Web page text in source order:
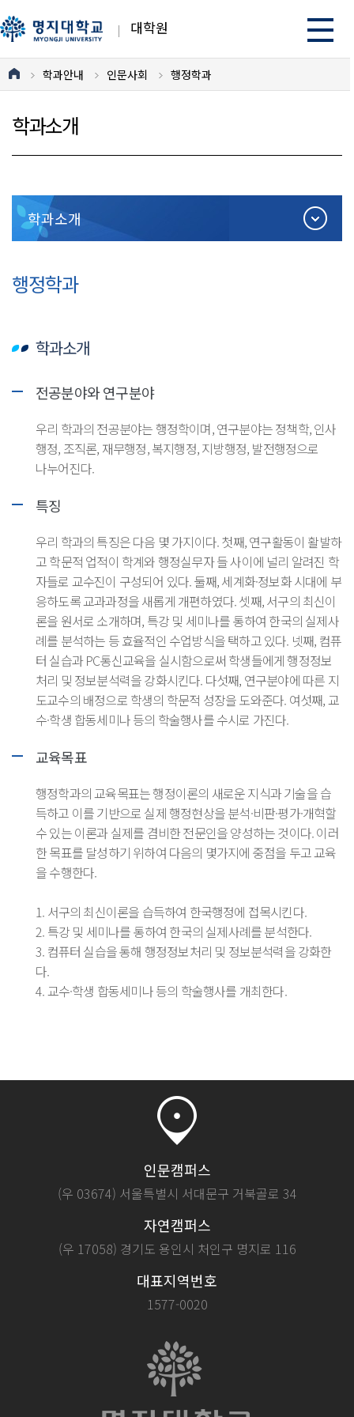
대학원
학과안내 인문사회 행정학과
학과소개
학과소개
행정학과
학과소개
전공분야와 연구분야
우리 학과의 전공분야는 행정학이며, 연구분야는 정책학, 인사
행정, 조직론, 재무행정, 복지행정, 지방행정, 발전행정으로
나누어진다.
특징
우리 학과의 특징은 다음 몇 가지이다. 첫째, 연구활동이 활발하
고 학문적 업적이 학계와 행정실무자 들 사이에 널리 알려진 학
자들로 교수진이 구성되어 있다. 둘째, 세계화·정보화 시대에 부
응하도록 교과과정을 새롭게 개편하였다. 셋째, 서구의 최신이
론을 원서로 소개하며, 특강 및 세미나를 통하여 한국의 실제사
례를 분석하는 등 효율적인 수업방식을 택하고 있다. 넷째, 컴퓨
터 실습과 PC통신교육을 실시함으로써 학생들에게 행정정보
처리 및 정보분석력을 강화시킨다. 다섯째, 연구분야에 따른 지
도교수의 배정으로 학생의 학문적 성장을 도와준다. 여섯째, 교
수·학생 합동세미나 등의 학술행사를 수시로 가진다.
교육목표
행정학과의 교육목표는 행정이론의 새로운 지식과 기술을 습
득하고 이를 기반으로 실제 행정현상을 분석·비판·평가·개혁할
수 있는 이론과 실제를 겸비한 전문인을 양성하는 것이다. 이러
한 목표를 달성하기 위하여 다음의 몇가지에 중점을 두고 교육
을 수행한다.
1. 서구의 최신이론을 습득하여 한국행정에 접목시킨다.
2. 특강 및 세미나를 통하여 한국의 실제사례를 분석한다.
3. 컴퓨터 실습을 통해 행정정보처리 및 정보분석력을 강화한
다.
4.교수·학생 합동세미나 등의 학술행사를 개최한다.
인문캠퍼스
(우 03674) 서울특별시 서대문구 거북골로 34
자연캠퍼스
(우 17058) 경기도 용인시 처인구 명지로 116
대표지역번호
1577-0020